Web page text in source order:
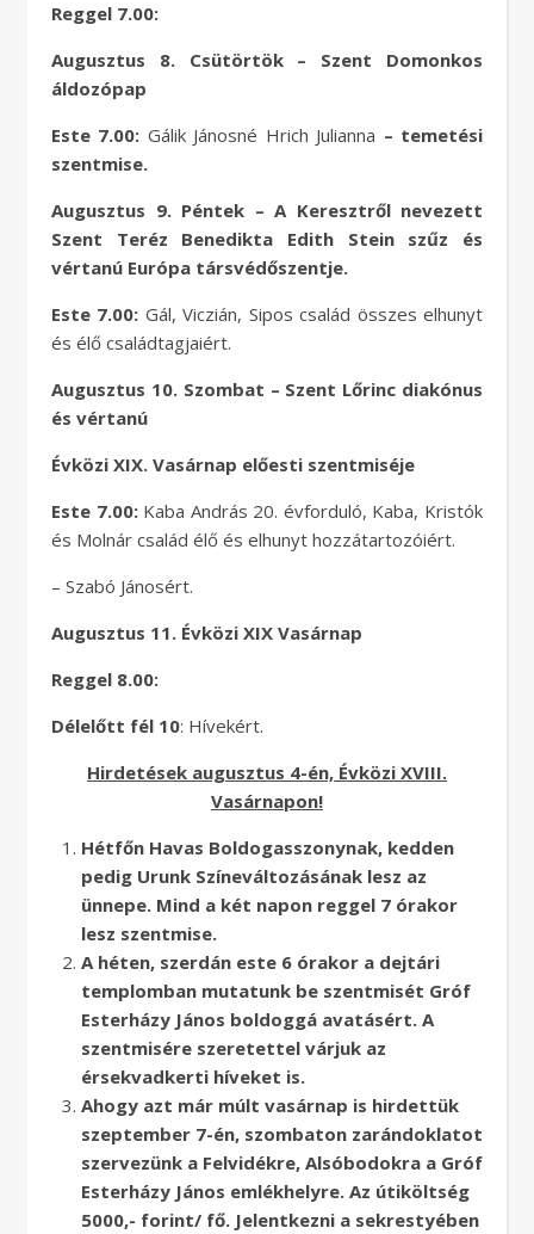
Reggel 7.00:
Augusztus 8. Csütörtök – Szent Domonkos
áldozópap
Este 7.00: Gálik Jánosné Hrich Julianna – temetési
szentmise.
Augusztus 9. Péntek – A Keresztről nevezett
Szent Teréz Benedikta Edith Stein szűz és
vértanú Európa társvédőszentje.
Este 7.00: Gál, Viczián, Sipos család összes elhunyt
és élő családtagjaiért.
Augusztus 10. Szombat – Szent Lőrinc diakónus
és vértanú
Évközi XIX. Vasárnap előesti szentmiséje
Este 7.00:Kaba András 20. évforduló, Kaba, Kristók
és Molnár család élő és elhunyt hozzátartozóiért.
– Szabó Jánosért.
Augusztus 11. Évközi XIX Vasárnap
Reggel 8.00:
Délelőtt fél 10: Hívekért.
Hirdetések augusztus 4-én, Évközi XVIII.
Vasárnapon!
Hétfőn Havas Boldogasszonynak, kedden
pedig Urunk Színeváltozásának lesz az
ünnepe. Mind a két napon reggel 7 órakor
lesz szentmise.
A héten, szerdán este 6 órakor a dejtári
templomban mutatunk be szentmisét Gróf
Esterházy János boldoggá avatásért. A
szentmisére szeretettel várjuk az
érsekvadkerti híveket is.
Ahogy azt már múlt vasárnap is hirdettük
szeptember 7-én, szombaton zarándoklatot
szervezünk a Felvidékre, Alsóbodokra a Gróf
Esterházy János emlékhelyre. Az útiköltség
5000,- forint/ fő. Jelentkezni a sekrestyében